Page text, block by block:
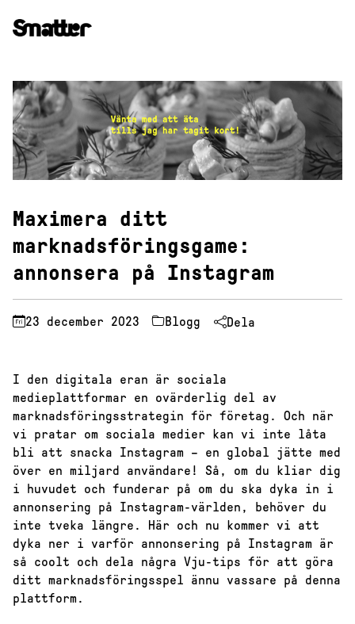
till
innehåll
Maximera ditt
marknadsföringsgame:
annonsera på Instagram
I den digitala eran är sociala
medieplattformar en ovärderlig del av
marknadsföringsstrategin för företag. Och när
vi pratar om sociala medier kan vi inte låta
bli att snacka Instagram – en global jätte med
över en miljard användare! Så, om du kliar dig
i huvudet och funderar på om du ska dyka in i
annonsering på Instagram-världen, behöver du
inte tveka längre. Här och nu kommer vi att
dyka ner i varför annonsering på Instagram är
så coolt och dela några Vju-tips för att göra
ditt marknadsföringsspel ännu vassare på denna
plattform.
23 december 2023 Blogg Dela